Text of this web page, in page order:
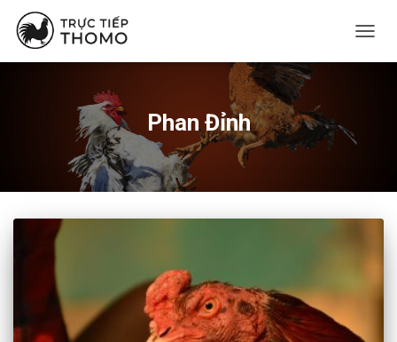
ĐỔI
Phan Đỉnh